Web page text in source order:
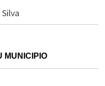
MUNICIPIO